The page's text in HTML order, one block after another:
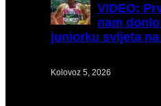
VIDEO:
nam
juniorku svijeta na
Kolovoz 5, 2026